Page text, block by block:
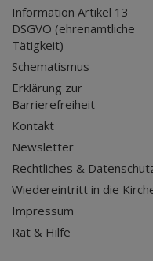
Information Artikel 13
DSGVO (ehrenamtliche
Tätigkeit)
Schematismus
Erklärung zur
Barrierefreiheit
Kontakt
Newsletter
Rechtliches &
Wiedereintritt in die
Impressum
Rat & Hilfe